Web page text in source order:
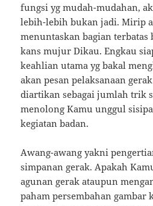
fungsi yg mudah-mudahan,
lebih-lebih bukan jadi. Mirip
menuntaskan bagian
kans mujur Dikau. Engkau
keahlian utama yg bakal
akan pesan pelaksanaan
diartikan sebagai jumlah trik
menolong Kamu unggul
kegiatan badan.
Awang-awang yakni
simpanan gerak. Apakah
agunan gerak ataupun
paham persembahan